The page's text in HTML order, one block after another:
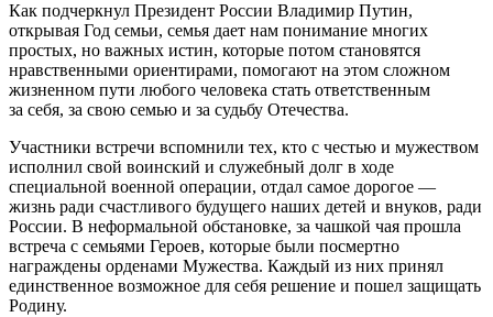
Как подчеркнул Президент России Владимир Путин,
открывая Год семьи, семья дает нам понимание многих
простых, но важных истин, которые потом становятся
нравственными ориентирами, помогают на этом сложном
жизненном пути любого человека стать ответственным
за себя, за свою семью и за судьбу Отечества.
Участники встречи вспомнили тех, кто с честью и мужеством
исполнил свой воинский и служебный долг в ходе
специальной военной операции, отдал самое дорогое —
жизнь ради счастливого будущего наших детей и внуков, ради
России. В неформальной обстановке, за чашкой чая прошла
встреча с семьями Героев, которые были посмертно
награждены орденами Мужества. Каждый из них принял
единственное возможное для себя решение и пошел защищать
Родину.